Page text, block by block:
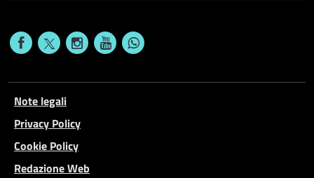
Note legali
Privacy Policy
Cookie Policy
Redazione Web